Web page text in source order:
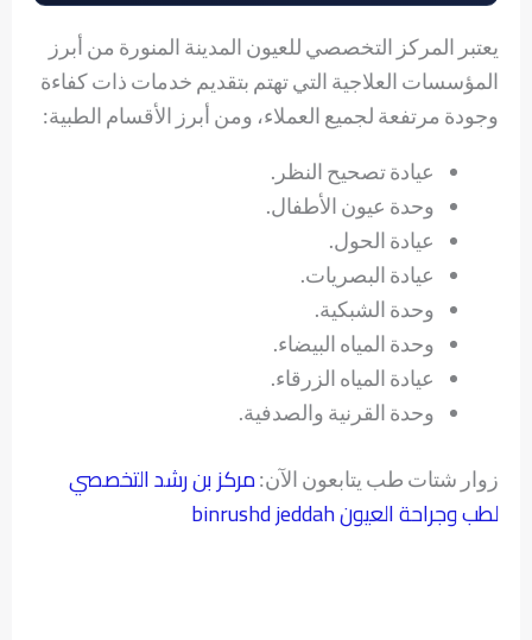
يعتبر المركز التخصصي للعيون المدينة المنورة من أبرز
المؤسسات العلاجية التي تهتم بتقديم خدمات ذات كفاءة
وجودة مرتفعة لجميع العملاء، ومن أبرز الأقسام الطبية:
عيادة تصحيح النظر.
وحدة عيون الأطفال.
عيادة الحول.
عيادة البصريات.
وحدة الشبكية.
وحدة المياه البيضاء.
عيادة المياه الزرقاء.
وحدة القرنية والصدفية.
زوار شتات طب يتابعون الآن:مركز بن رشد التخصصي
لطب وجراحة العيون binrushd jeddah